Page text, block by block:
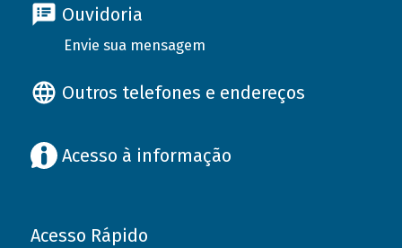
Ouvidoria
Envie sua mensagem
Outros telefones e endereços
Acesso à informação
Acesso Rápido